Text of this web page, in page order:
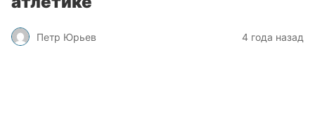
Петр Юрьев 4 года назад